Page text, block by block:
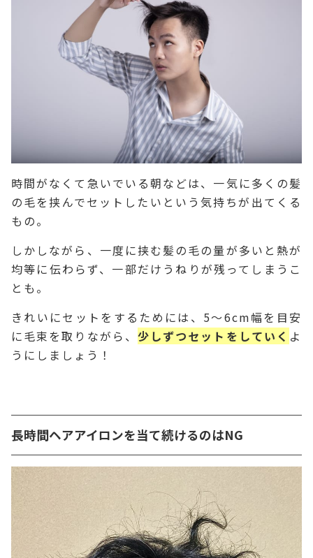
時間がなくて急いでいる朝などは、一気に多くの髪
の毛を挟んでセットしたいという気持ちが出てくる
もの。
しかしながら、 一度に挟む髪の毛の量が多いと熱が
均等に伝わらず、一部だけうねりが残ってしまうこ
とも。
きれいにセットをするためには、5～6cm幅を目安
に毛束を取りながら、 少しずつセットをしていく よ
うにしましょう！
長時間ヘアアイロンを当て続けるのはNG